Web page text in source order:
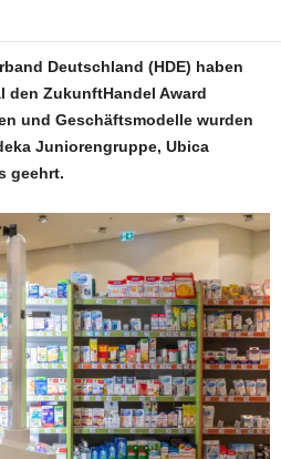
Deutschland (HDE) haben
den ZukunftHandel Award
und Geschäftsmodelle wurden
Juniorengruppe, Ubica
geehrt.